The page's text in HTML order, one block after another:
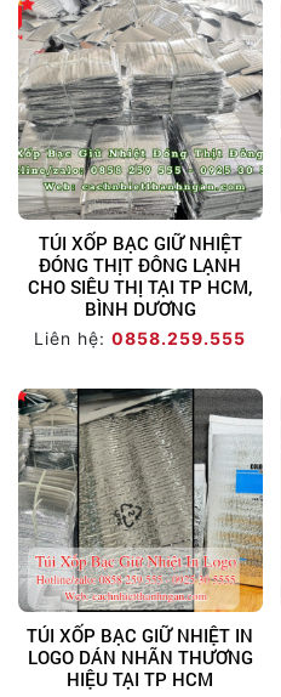
TÚI XỐP BẠC GIỮ NHIỆT
ĐÓNG THỊT ĐÔNG LẠNH
CHO SIÊU THỊ TẠI TP HCM,
BÌNH DƯƠNG
Liên hệ:0858.259.555
TÚI XỐP BẠC GIỮ NHIỆT IN
LOGO DÁN NHÃN THƯƠNG
HIỆU TẠI TP HCM